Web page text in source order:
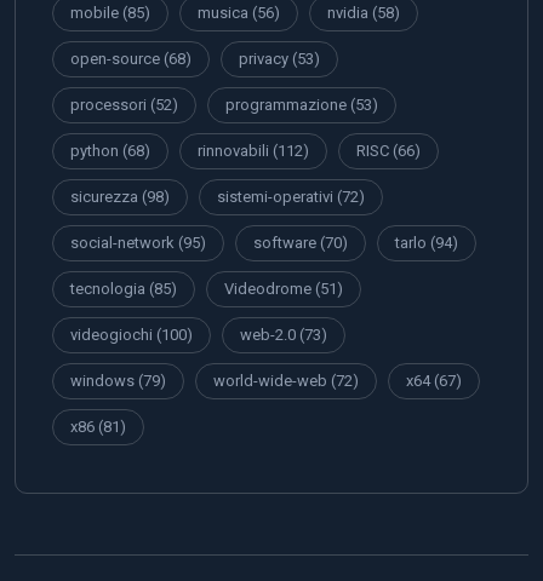
mobile (85) musica (56) nvidia (58)
open-source (68) privacy (53)
processori (52) programmazione (53)
python (68) rinnovabili (112) RISC (66)
sicurezza (98) sistemi-operativi (72)
social-network (95) software (70) tarlo (94)
tecnologia (85) Videodrome (51)
videogiochi (100) web-2.0 (73)
windows (79) world-wide-web (72) x64(67)
x86 (81)